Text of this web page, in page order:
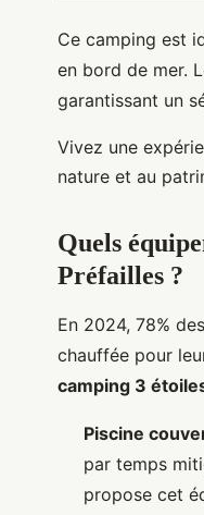
Ce camping est
en bord de mer.
garantissant un
Vivez une
nature et au
Quels
Préfailles ?
En 2024, 78%
chauffée pour
camping 3
Piscine
par temps
propose cet